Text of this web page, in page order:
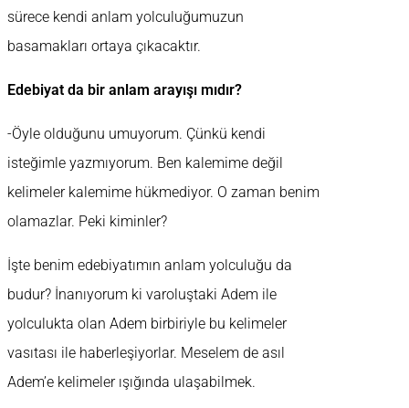
sürece kendi anlam yolculuğumuzun
basamakları ortaya çıkacaktır.
Edebiyat da bir anlam arayışı mıdır?
-Öyle olduğunu umuyorum. Çünkü kendi
isteğimle yazmıyorum. Ben kalemime değil
kelimeler kalemime hükmediyor. O zaman benim
olamazlar. Peki kiminler?
İşte benim edebiyatımın anlam yolculuğu da
budur? İnanıyorum ki varoluştaki Adem ile
yolculukta olan Adem birbiriyle bu kelimeler
vasıtası ile haberleşiyorlar. Meselem de asıl
Adem’e kelimeler ışığında ulaşabilmek.